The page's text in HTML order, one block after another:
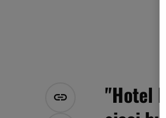
"Hotel